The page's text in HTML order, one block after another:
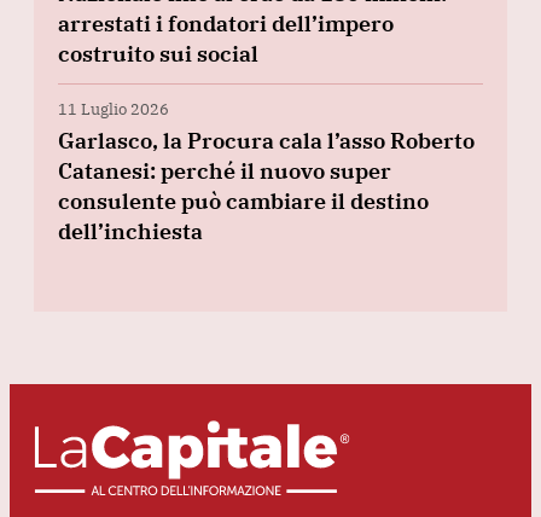
arrestati i fondatori dell’impero
costruito sui social
11 Luglio 2026
Garlasco, la Procura cala l’asso Roberto
Catanesi: perché il nuovo super
consulente può cambiare il destino
dell’inchiesta